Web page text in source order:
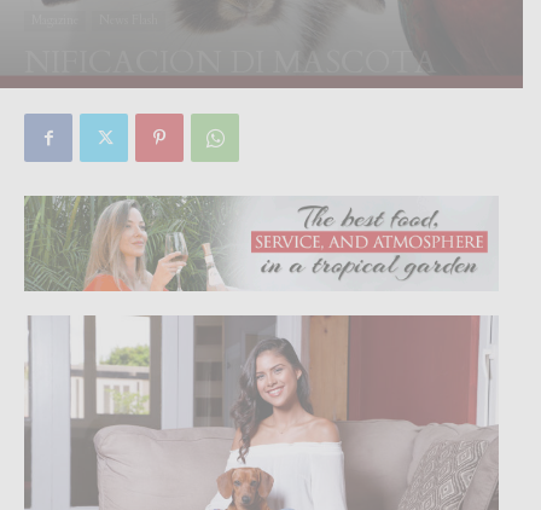
NIFICACION DI MASCOTA